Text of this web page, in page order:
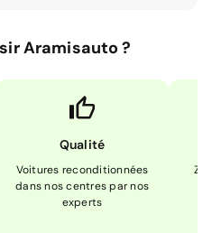
Aramisauto ?
Qualité
Voitures reconditionnées
dans nos centres par nos
experts